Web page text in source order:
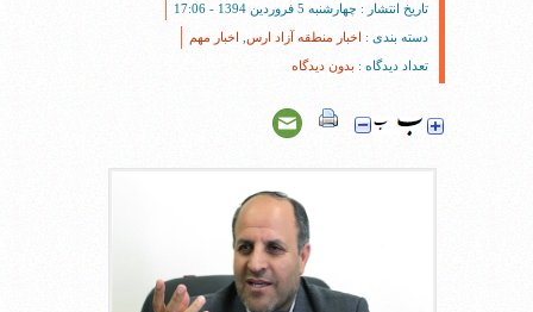
تاریخ انتشار : چهارشنبه 5 فروردین 1394 - 17:06
دسته بندی : اخبار منطقه آزاد ارس
اخبار مهم
تعداد دیدگاه : بدون دیدگاه